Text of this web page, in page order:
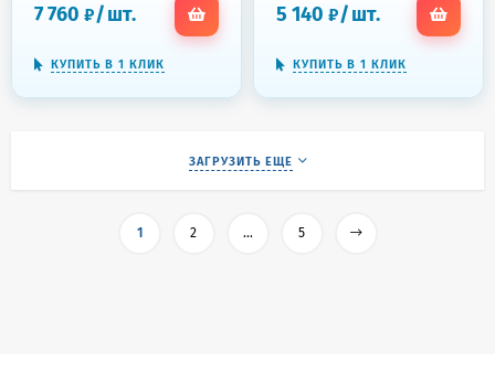
7 760 ₽/шт.
КУПИТЬ В 1 КЛИК
5 140 ₽/шт.
КУПИТЬ В 1 КЛИК
ЗАГРУЗИТЬ ЕЩЕ
1 2 ... 5